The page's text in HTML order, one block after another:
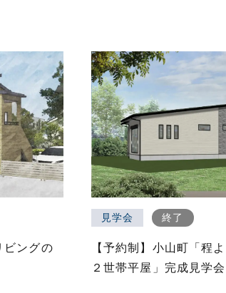
ビングの
見学会 終了
【予約制】小山町「程
２世帯平屋」完成見学会